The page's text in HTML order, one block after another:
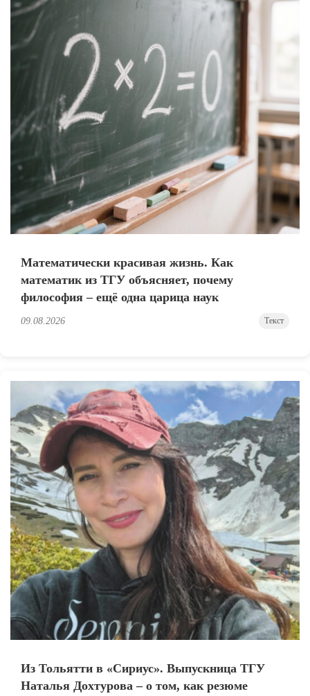
Математически красивая жизнь. Как
математик из ТГУ объясняет, почему
философия – ещё одна царица наук
09.08.2026 Текст
Из Тольятти в «Сириус». Выпускница ТГУ
Наталья Дохтурова – о том, как резюме